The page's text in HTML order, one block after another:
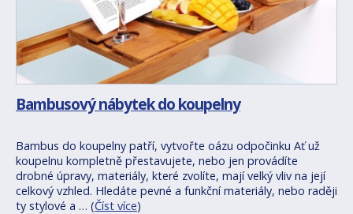
Bambusový nábytek do koupelny
Bambus do koupelny patří, vytvořte oázu odpočinku Ať už
koupelnu kompletně přestavujete, nebo jen provádíte
drobné úpravy, materiály, které zvolíte, mají velký vliv na její
celkový vzhled. Hledáte pevné a funkční materiály, nebo raději
ty stylové a … (Číst více)